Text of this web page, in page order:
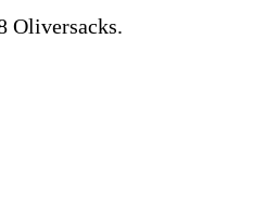
Oliversacks.